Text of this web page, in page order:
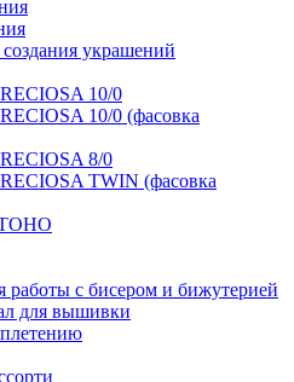
украшений
10/0
10/0 (фасовка
8/0
TWIN (фасовка
работы с бисером и бижутерией
для вышивки